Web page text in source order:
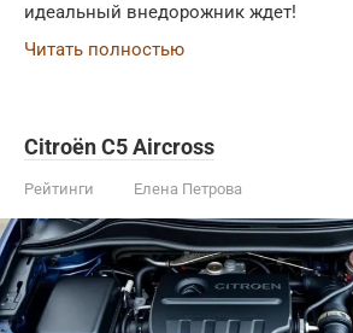
идеальный внедорожник ждет!
Читать полностью
Citroën C5 Aircross
Рейтинги Елена Петрова